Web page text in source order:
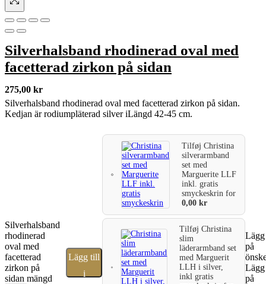
Silverhalsband rhodinerad oval med
facetterad zirkon på sidan
275,00 kr
Silverhalsband rhodinerad oval med facetterad zirkon på sidan.
Kedjan är rodiumpläterad silver iLängd 42-45 cm.
Silverhalsband
rhodinerad
oval med
facetterad
zirkon på
sidan mängd
Lägg till
i
TilføjChristina
silverarmband
set med
Marguerite LLF
inkl. gratis
smyckeskrinfor
0,00kr
TilføjChristina
slim
läderarmband set
med Marguerit
LLH i silver,
inkl gratis
på
på